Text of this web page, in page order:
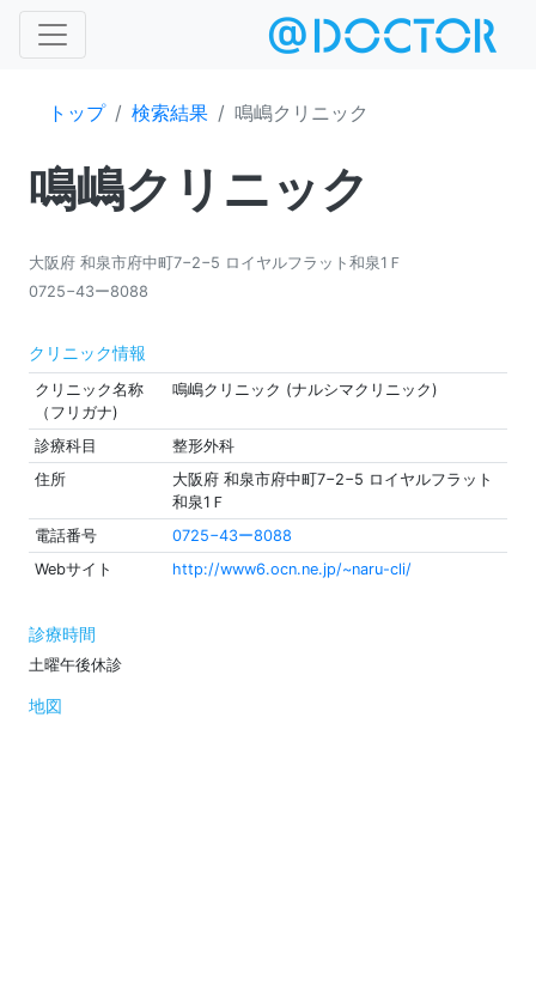
トップ 検索結果 鳴嶋クリニック
鳴嶋クリニック
大阪府 和泉市府中町7−2−5 ロイヤルフラット和泉1Ｆ
0725−43ー8088
クリニック情報
クリニック名称
（フリガナ)
鳴嶋クリニック (ナルシマクリニック)
診療科目
整形外科
住所
大阪府 和泉市府中町7−2−5 ロイヤルフラット
和泉1Ｆ
電話番号
0725−43ー8088
Webサイト
http://www6.ocn.ne.jp/~naru-cli/
診療時間
土曜午後休診
地図